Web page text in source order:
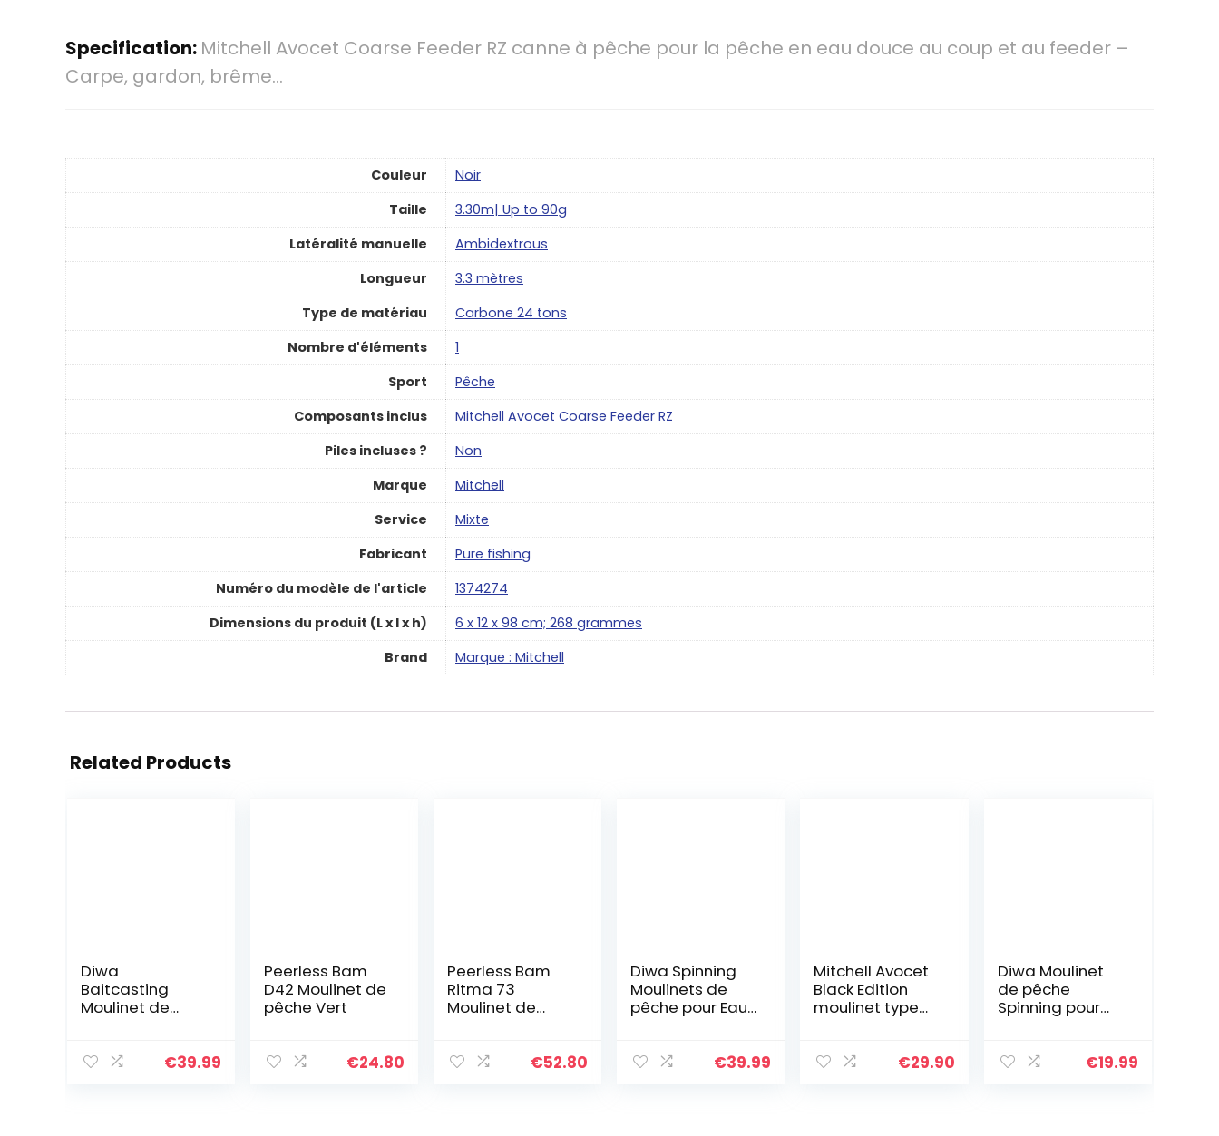
Specification: Mitchell Avocet Coarse Feeder RZ canne à pêche pour la pêche en eau douce au coup et au feeder –
Carpe, gardon, brême…
Couleur
‎Noir
Taille
‎3.30m| Up to 90g
Latéralité manuelle
‎Ambidextrous
Longueur
‎3.3 mètres
Type de matériau
‎Carbone 24 tons
Nombre d'éléments
‎1
Sport
Pêche
Composants inclus
‎Mitchell Avocet Coarse Feeder RZ
Piles incluses ?
‎Non
Marque
‎Mitchell
Service
‎Mixte
Fabricant
‎Pure fishing
Numéro du modèle de l'article
‎1374274
Dimensions du produit (L x l x h)
‎6 x 12 x 98 cm; 268 grammes
Brand
Marque : Mitchell
Related Products
Diwa
Baitcasting
Moulinet de
douce d’eau
€39.99
Peerless Bam
D42 Moulinet de
pêche Vert
€24.80
Peerless Bam
Ritma 73
Moulinet de
€52.80
Diwa Spinning
Moulinets de
pêche pour Eau
4000 5000 6000
€39.99
Mitchell Avocet
Black Edition
moulinet type
poser en eau
€29.90
Diwa Moulinet
de pêche
Spinning pour
2000 3000 4000
€19.99